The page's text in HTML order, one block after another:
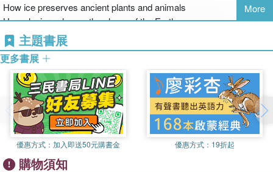
How ice preserves ancient plants and animals
How glaciers change the shape of the Earth
The surprising ways these chunks of ice teach us about our
planets past, present, and future climate
. . . and so much more
Beautifully bound with stunning illustrations,The Big
Questions Answeredis a narrative nonfiction series and
complete young science resource in one, with QR codes
to download free teacher and parent resources and kids''
packs. Start a lifelong interest in scienceit can change the
world!
More
主題書展
更多書展
優惠方式： 加入即送50元購書金 優惠方式： 19折起
購物須知